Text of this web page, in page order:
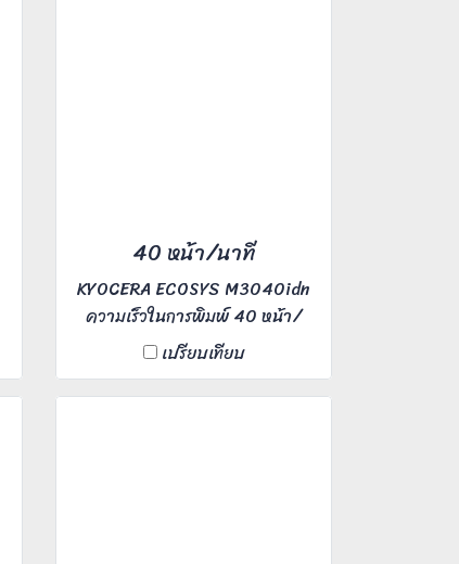
40 หน้า/นาที
KYOCERA ECOSYS M3040idn
ความเร็วในการพิมพ์ 40 หน้า/
นาที แผ่นแรกออก 9 วินาที พิมพ์
เอกสารกลับหน้า-หลังได้ ความ
ละเอียดงานพิมพ์ 1,200 dpi ใช้
เปรียบเทียบ